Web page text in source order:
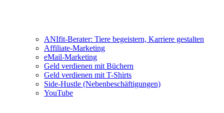
ANIfit-Berater: Tiere begeistern, Karriere gestalten
Affiliate-Marketing
eMail-Marketing
Geld verdienen mit Büchern
Geld verdienen mit T-Shirts
Side-Hustle (Nebenbeschäftigungen)
YouTube